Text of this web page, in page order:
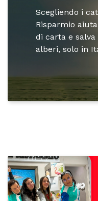
Scegliendo i
Risparmio
di carta e
alberi, solo in